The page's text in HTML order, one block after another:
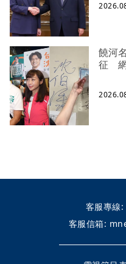
饒河
征 網
客服專線:
客服信箱: